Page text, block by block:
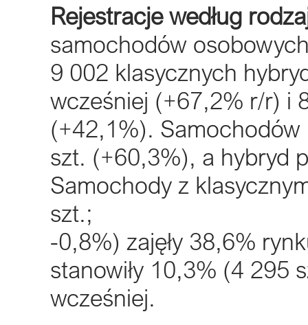
Rejestracje według
samochodów
9 002 klasycznych
wcześniej (+67,2% r/r) i
(+42,1%). Samochodów
szt. (+60,3%), a hybryd
Samochody z
szt.;
-0,8%) zajęły 38,6%
stanowiły 10,3% (4 295
wcześniej.